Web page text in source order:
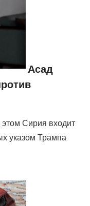
Асад
Сирия входит
указом Трампа